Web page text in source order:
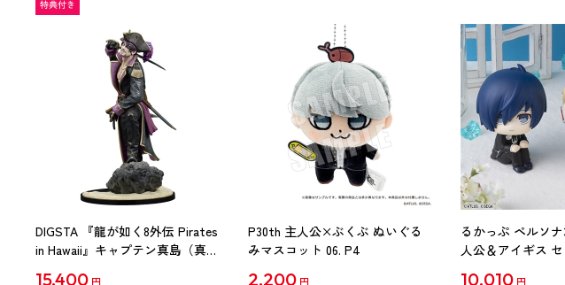
DIGSTA 『龍が如く8外伝 Pirates
in Hawaii』キャプテン真島（真島
15,400 円
P30th 主人公×ぶくぶ ぬいぐる
みマスコット 06. P4
2,200 円
るかっぷ ペルソ
人公＆アイギス
10,010 円